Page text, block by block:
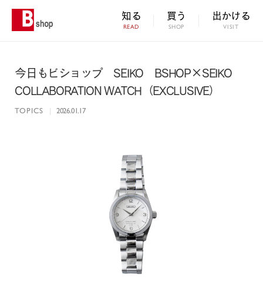
知る
READ
買う
SHOP
出かける
VISIT
今日もビショップ SEIKO BSHOP×SEIKO
COLLABORATION WATCH（EXCLUSIVE）
TOPICS | 2026.01.17